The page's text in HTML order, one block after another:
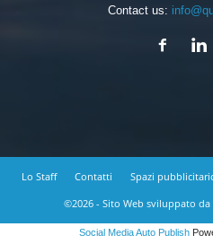
Contact us:
Lo Staff Contatti Spazi
©2026 - Sito Web sviluppato da
Social Media Auto Publish